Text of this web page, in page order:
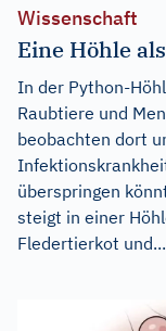
Wissenschaft
Eine Höhle
In der Python-
Raubtiere und
beobachten dort
überspringen
steigt in einer
Fledertierkot und...